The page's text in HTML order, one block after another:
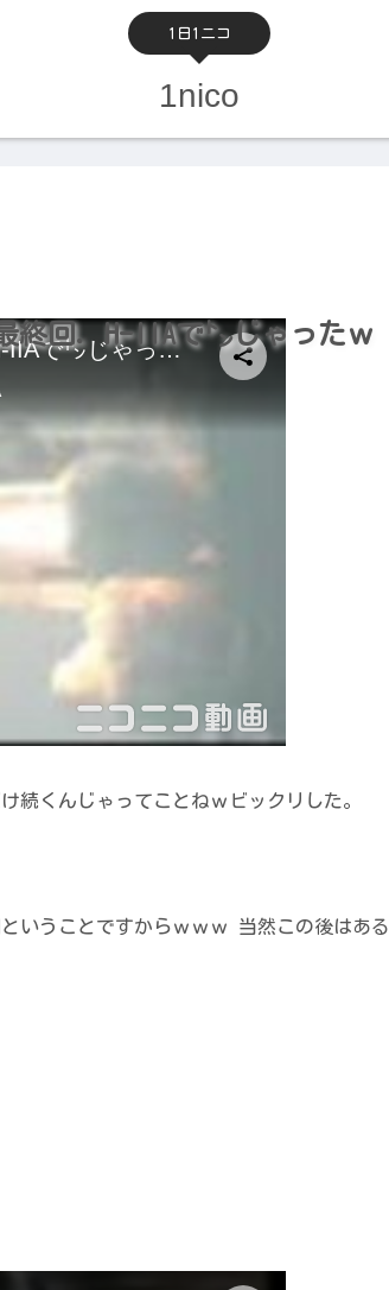
1日1ニコ
1nico
終回．H-IIAで㌧じゃったｗ
続くんじゃってことねｗビックリした。
いうことですからｗｗｗ 当然この後はある